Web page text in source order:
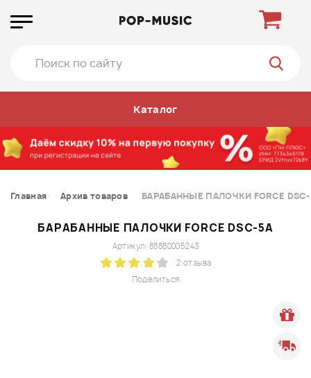
Каталог
Главная Архив товаров БАРАБАННЫЕ ПАЛОЧКИ FORCE DSC-
БАРАБАННЫЕ ПАЛОЧКИ FORCE DSC-5A
Поделиться
Артикул: 88880005243
2 отзыва